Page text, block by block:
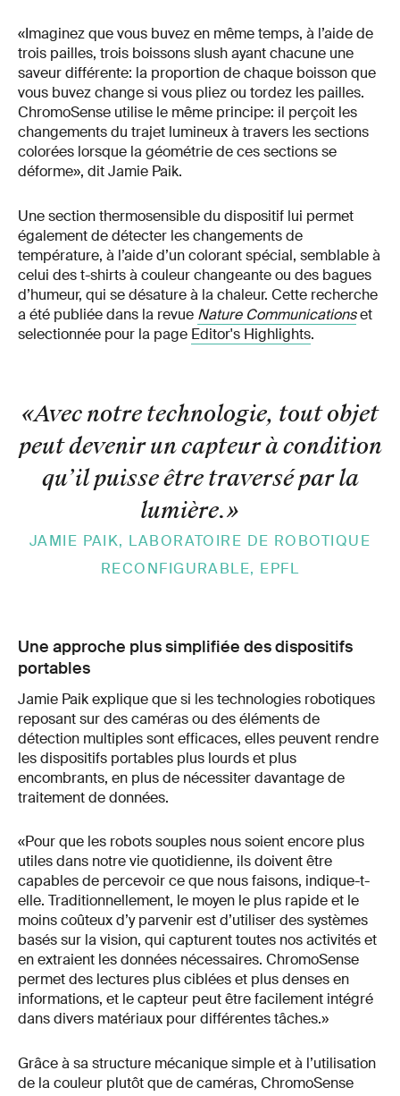
«Imaginez que vous buvez en même temps, à l’aide de
trois pailles, trois boissons slush ayant chacune une
saveur différente: la proportion de chaque boisson que
vous buvez change si vous pliez ou tordez les pailles.
ChromoSense utilise le même principe: il perçoit les
changements du trajet lumineux à travers les sections
colorées lorsque la géométrie de ces sections se
déforme», dit Jamie Paik.
Une section thermosensible du dispositif lui permet
également de détecter les changements de
température, à l’aide d’un colorant spécial, semblable à
celui des t-shirts à couleur changeante ou des bagues
d’humeur, qui se désature à la chaleur. Cette recherche
a été publiée dans la revue Nature Communicationset
selectionnée pour la page Editor's Highlights.
«Avec notre technologie, tout objet
peut devenir un capteur à condition
qu’il puisse être traversé par la
lumière.»
JAMIE PAIK, LABORATOIRE DE ROBOTIQUE
RECONFIGURABLE, EPFL
Une approche plus simplifiée des dispositifs
portables
Jamie Paik explique que si les technologies robotiques
reposant sur des caméras ou des éléments de
détection multiples sont efficaces, elles peuvent rendre
les dispositifs portables plus lourds et plus
encombrants, en plus de nécessiter davantage de
traitement de données.
«Pour que les robots souples nous soient encore plus
utiles dans notre vie quotidienne, ils doivent être
capables de percevoir ce que nous faisons, indique-t-
elle. Traditionnellement, le moyen le plus rapide et le
moins coûteux d’y parvenir est d’utiliser des systèmes
basés sur la vision, qui capturent toutes nos activités et
en extraient les données nécessaires. ChromoSense
permet des lectures plus ciblées et plus denses en
informations, et le capteur peut être facilement intégré
dans divers matériaux pour différentes tâches.»
Grâce à sa structure mécanique simple et à l’utilisation
de la couleur plutôt que de caméras, ChromoSense